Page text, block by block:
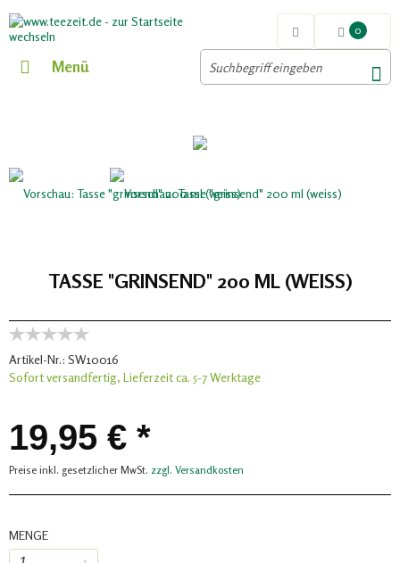
0
Menü
TASSE "GRINSEND" 200 ML (WEISS)
Artikel-Nr.: SW10016
Sofort versandfertig, Lieferzeit ca. 5-7 Werktage
19,95 € *
Preise inkl. gesetzlicher MwSt. zzgl. Versandkosten
MENGE